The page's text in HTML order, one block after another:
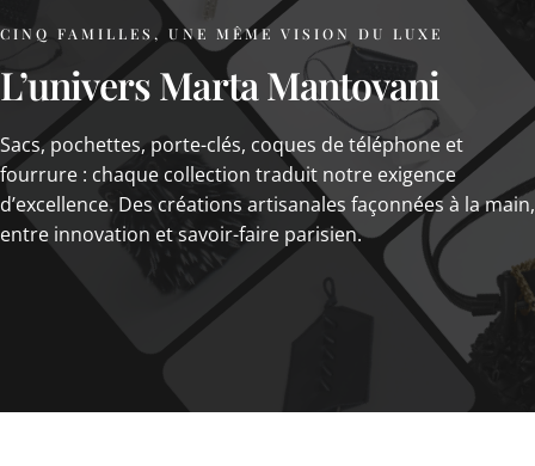
CINQ FAMILLES, UNE MÊME VISION DU LUXE
L’universMarta Mantovani
Sacs, pochettes, porte-clés, coques de téléphone et
fourrure : chaque collection traduit notre exigence
d’excellence. Des créations artisanales façonnées à la main,
entre innovation et savoir-faire parisien.